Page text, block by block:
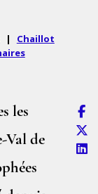
|
Chaillot
les
Val de